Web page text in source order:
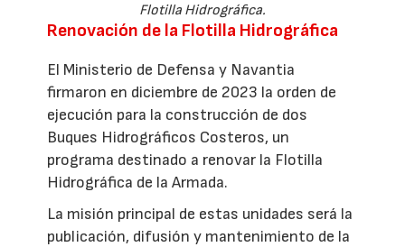
Flotilla Hidrográfica.
Renovación de la Flotilla Hidrográfica
El Ministerio de Defensa y Navantia
firmaron en diciembre de 2023 la orden de
ejecución para la construcción de dos
Buques Hidrográficos Costeros, un
programa destinado a renovar la Flotilla
Hidrográfica de la Armada.
La misión principal de estas unidades será la
publicación, difusión y mantenimiento de la